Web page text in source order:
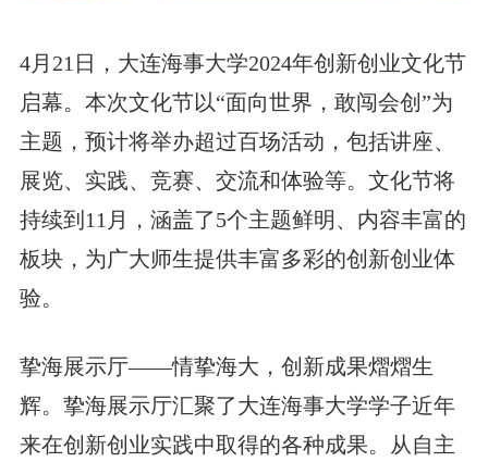
4月21日，大连海事大学2024年创新创业文化节
启幕。本次文化节以“面向世界，敢闯会创”为
主题，预计将举办超过百场活动，包括讲座、
展览、实践、竞赛、交流和体验等。文化节将
持续到11月，涵盖了5个主题鲜明、内容丰富的
板块，为广大师生提供丰富多彩的创新创业体
验。
挚海展示厅——情挚海大，创新成果熠熠生
辉。挚海展示厅汇聚了大连海事大学学子近年
来在创新创业实践中取得的各种成果。从自主